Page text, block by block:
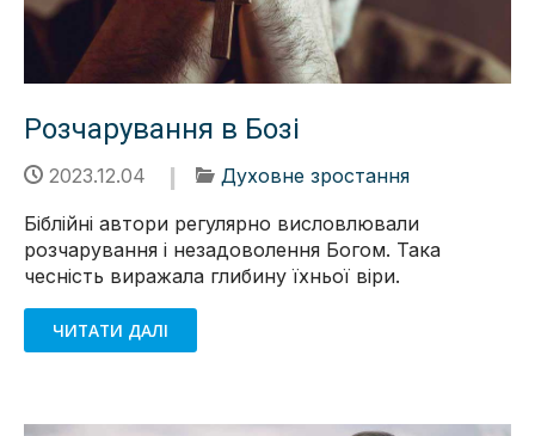
Розчарування в Бозі
2023.12.04
Духовне зростання
Біблійні автори регулярно висловлювали
розчарування і незадоволення Богом. Така
чесність виражала глибину їхньої віри.
ЧИТАТИ ДАЛІ